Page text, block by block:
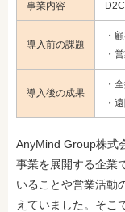
事業内容
導入前の課題
・
・
導入後の成果
・
・
AnyMind Group株式
事業を展開する企業
いることや営業活動
えていました。そこ